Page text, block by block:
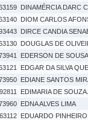
DINAMÉRCIA DARC
DIOM CARLOS
DIRCE CANDIA
DOUGLAS DE
EDERSON DE SOUSA
EDGAR DA SILVA
EDIANE SANTOS
EDIMARIA DE SOUZA
EDNA ALVES LIMA
EDUARDO